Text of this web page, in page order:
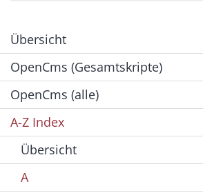
Übersicht
OpenCms (Gesamtskripte)
OpenCms (alle)
A-Z Index
Übersicht
A